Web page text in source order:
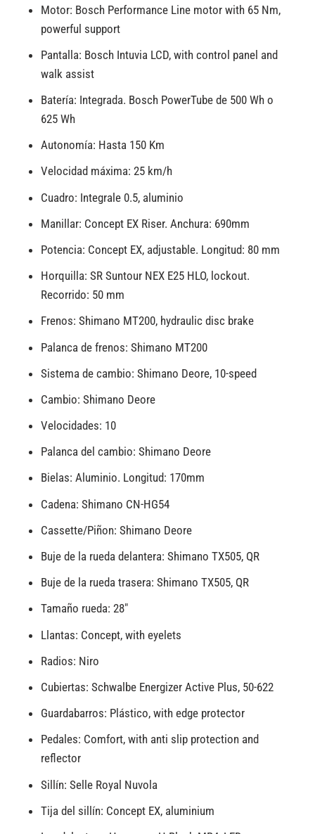
Motor: Bosch Performance Line motor with 65 Nm,
powerful support
Pantalla: Bosch Intuvia LCD, with control panel and
walk assist
Batería: Integrada. Bosch PowerTube de 500 Wh o
625 Wh
Autonomía: Hasta 150 Km
Velocidad máxima: 25 km/h
Cuadro: Integrale 0.5, aluminio
Manillar: Concept EX Riser. Anchura: 690mm
Potencia: Concept EX, adjustable. Longitud: 80 mm
Horquilla: SR Suntour NEX E25 HLO, lockout.
Recorrido: 50 mm
Frenos: Shimano MT200, hydraulic disc brake
Palanca de frenos: Shimano MT200
Sistema de cambio: Shimano Deore, 10-speed
Cambio: Shimano Deore
Velocidades: 10
Palanca del cambio: Shimano Deore
Bielas: Aluminio. Longitud: 170mm
Cadena: Shimano CN-HG54
Cassette/Piñon: Shimano Deore
Buje de la rueda delantera: Shimano TX505, QR
Buje de la rueda trasera: Shimano TX505, QR
Tamaño rueda: 28″
Llantas: Concept, with eyelets
Radios: Niro
Cubiertas: Schwalbe Energizer Active Plus, 50-622
Guardabarros: Plástico, with edge protector
Pedales: Comfort, with anti slip protection and
reflector
Sillín: Selle Royal Nuvola
Tija del sillín: Concept EX, aluminium